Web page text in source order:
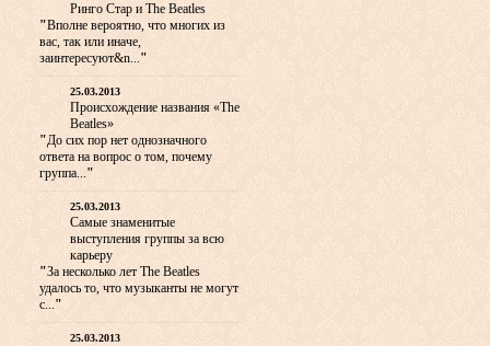
Ринго Стар и The Beatles
"Вполне вероятно, что многих из
вас, так или иначе,
заинтересуют&n..."
25.03.2013
Происхождение названия «The
Beatles»
"До сих пор нет однозначного
ответа на вопрос о том, почему
группа..."
25.03.2013
Самые знаменитые
выступления группы за всю
карьеру
"За несколько лет The Beatles
удалось то, что музыканты не могут
с..."
25.03.2013